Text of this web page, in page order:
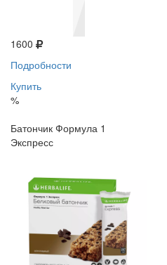
1600
Подробности
Купить
%
Батончик Формула 1
Экспресс